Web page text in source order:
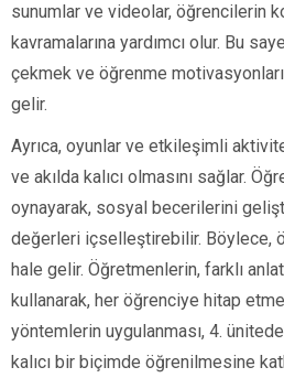
sunumlar ve videolar, öğrencilerin
kavramalarına yardımcı olur. Bu
çekmek ve öğrenme
gelir.
Ayrıca, oyunlar ve etkileşimli
ve akılda kalıcı olmasını sağlar.
oynayarak, sosyal becerilerini
değerleri içselleştirebilir. Böylece,
hale gelir. Öğretmenlerin, farklı
kullanarak, her öğrenciye hitap
yöntemlerin uygulanması, 4.
kalıcı bir biçimde öğrenilmesine